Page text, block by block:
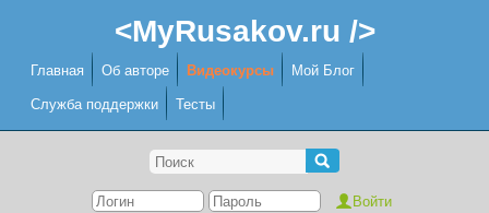
<MyRusakov.ru />
Главная Об авторе Видеокурсы Мой Блог
Служба поддержки Тесты